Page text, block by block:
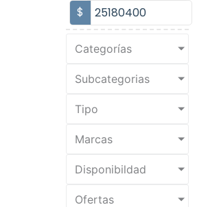
$
Categorías
Subcategorias
Tipo
Marcas
Disponibildad
Ofertas